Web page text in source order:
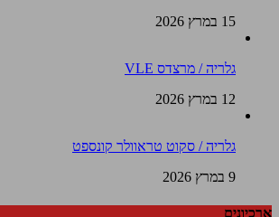
15 במרץ 2026
גלריה / מרצדס VLE
12 במרץ 2026
גלריה / סקוט טראוולר קונספט
9 במרץ 2026
ארכיונים